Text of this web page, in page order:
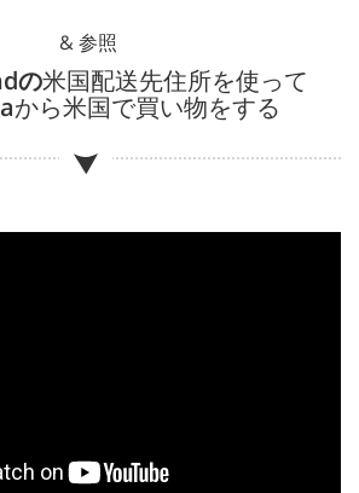
& 参照
の米国配送先住所を使って
から米国で買い物をする